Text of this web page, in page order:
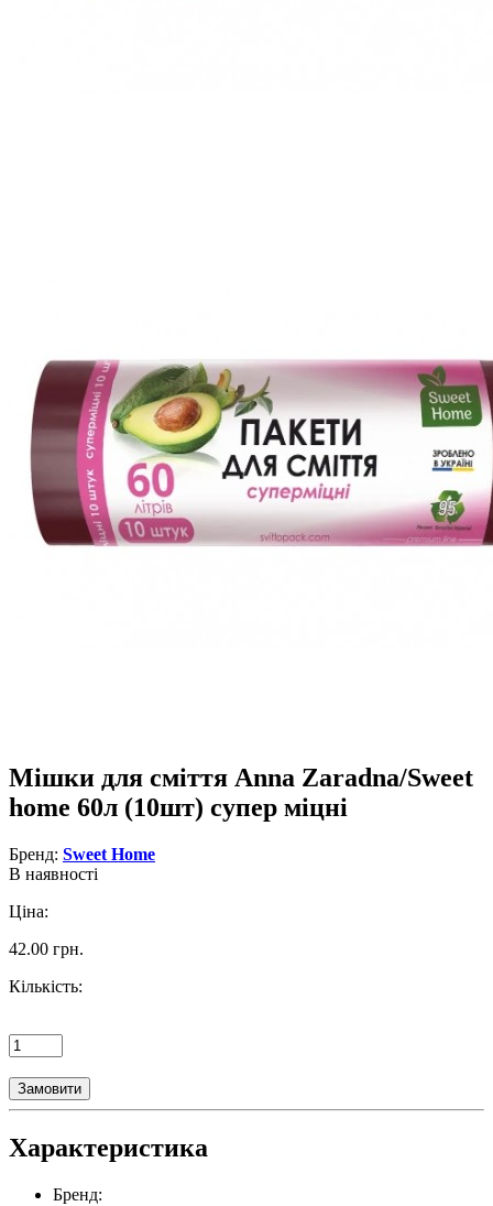
Мішки для сміття Anna Zaradna/Sweet
home 60л (10шт) супер міцні
Бренд: Sweet Home
В наявності
Ціна:
42.00 грн.
Кількість:
Замовити
Характеристика
Бренд: